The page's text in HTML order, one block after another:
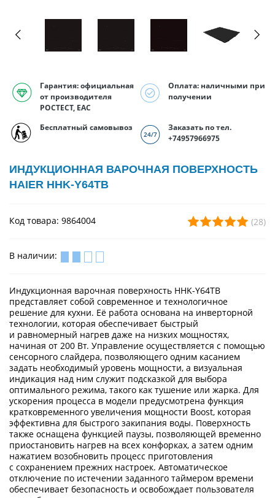
Гарантия: официальная
от производителя
РОСТЕСТ, EAC
Оплата: наличными при
получении
Бесплатный самовывоз
Заказать по тел.
+74957966975
ИНДУКЦИОННАЯ ВАРОЧНАЯ ПОВЕРХНОСТЬ
HAIER HHK-Y64TB
Код товара: 9864004 (28)
В наличии:
Индукционная варочная поверхность HHK-Y64TB
представляет собой современное и технологичное
решение для кухни. Её работа основана на инверторной
технологии, которая обеспечивает быстрый
и равномерный нагрев даже на низких мощностях,
начиная от 200 Вт. Управление осуществляется с помощью
сенсорного слайдера, позволяющего одним касанием
задать необходимый уровень мощности, а визуальная
индикация над ним служит подсказкой для выбора
оптимального режима, такого как тушение или жарка. Для
ускорения процесса в модели предусмотрена функция
кратковременного увеличения мощности Boost, которая
эффективна для быстрого закипания воды. Поверхность
также оснащена функцией паузы, позволяющей временно
приостановить нагрев на всех конфорках, а затем одним
нажатием возобновить процесс приготовления
с сохранением прежних настроек. Автоматическое
отключение по истечении заданного таймером времени
обеспечивает безопасность и освобождает пользователя